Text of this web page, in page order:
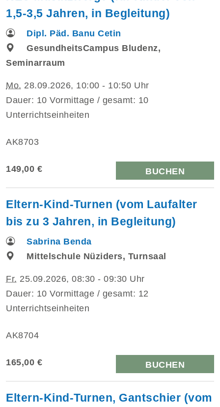
1,5-3,5 Jahren, in Begleitung)
Dipl. Päd. Banu Cetin
GesundheitsCampus Bludenz,
Seminarraum
Mo. 28.09.2026, 10:00 - 10:50 Uhr
Dauer: 10 Vormittage / gesamt: 10
Unterrichtseinheiten
AK8703
149,00 € BUCHEN
Eltern-Kind-Turnen (vom Laufalter
bis zu 3 Jahren, in Begleitung)
Sabrina Benda
Mittelschule Nüziders, Turnsaal
Fr. 25.09.2026, 08:30 - 09:30 Uhr
Dauer: 10 Vormittage / gesamt: 12
Unterrichtseinheiten
AK8704
165,00 € BUCHEN
Eltern-Kind-Turnen, Gantschier (vom